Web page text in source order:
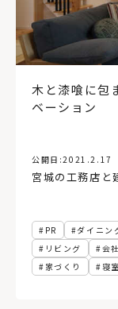
木と漆喰に包
ベーション
公開日:2021.2.17
宮城の工務店と
PR ダイニン
リビング
会
家づくり
寝室